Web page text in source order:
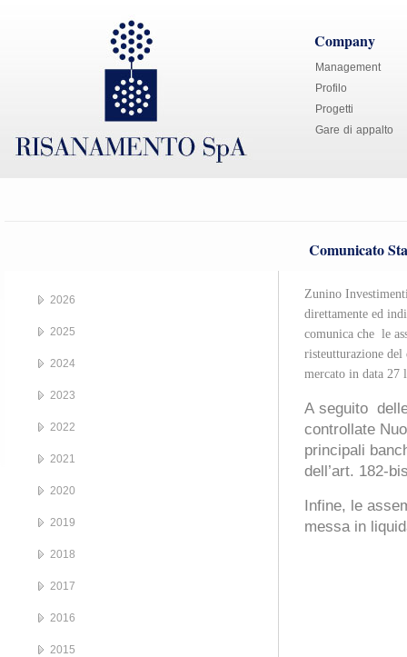
Company
Management
Profilo
Progetti
Gare di appalto
Comunicato
Zunino
direttamente ed
comunica che le
risteutturazione
mercato in data 27
A seguito
controllate
principali
dell’art. 182-
Infine, le
messa in
2026
2025
2024
2023
2022
2021
2020
2019
2018
2017
2016
2015